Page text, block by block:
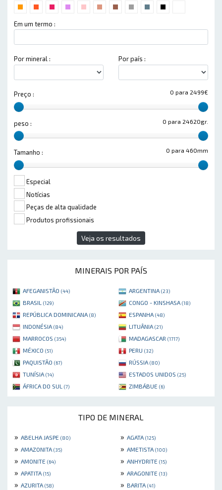
Em um termo :
Por mineral : Por país :
0 para 2499€
Preço :
0 para 24620gr.
peso :
0 para 460mm
Tamanho :
Especial
Notícias
Peças de alta qualidade
Produtos profissionais
Veja os resultados
MINERAIS POR PAÍS
AFEGANISTÃO (44) ARGENTINA (23)
BRASIL (129) CONGO - KINSHASA (18)
REPÚBLICA DOMINICANA (8) ESPANHA (48)
INDONÉSIA (84) LITUÂNIA (21)
MARROCOS (354) MADAGASCAR (1717)
MÉXICO (51) PERU (32)
PAQUISTÃO (67) RÚSSIA (80)
TUNÍSIA (14) ESTADOS UNIDOS (25)
ÁFRICA DO SUL (7) ZIMBÁBUE (6)
TIPO DE MINERAL
» ABELHA JASPE (80) » AGATA (125)
» AMAZONITA (35) » AMETISTA (100)
» AMONITE (64) » ANHYDRITE (15)
» APATITA (15) » ARAGONITE (13)
» AZURITA (58) » BARITA (41)